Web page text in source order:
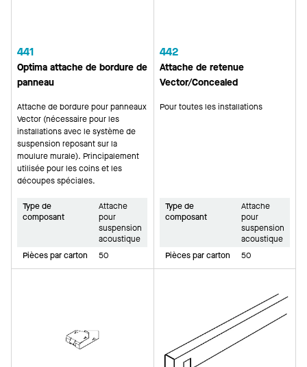
441
Optima attache de bordure de
panneau
Attache de bordure pour panneaux
Vector (nécessaire pour les
installations avec le système de
suspension reposant sur la
moulure murale). Principalement
utilisée pour les coins et les
découpes spéciales.
Type de
composant
Attache
pour
suspension
acoustique
Pièces par carton
50
442
Attache de retenue
Vector/Concealed
Pour toutes les installations
Type de
composant
Attache
pour
suspension
acoustique
Pièces par carton
50